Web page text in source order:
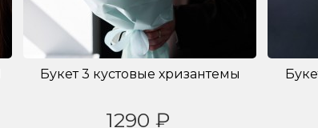
Букет 3 кустовые хризантемы
1290 ₽